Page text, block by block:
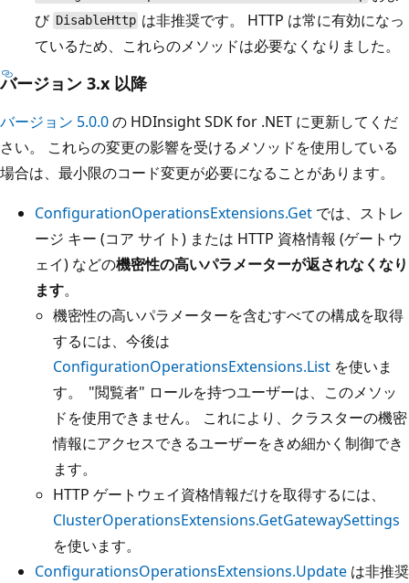
び DisableHttp は非推奨です。 HTTP は常に有効になっ
ているため、これらのメソッドは必要なくなりました。
バージョン 3.x 以降
バージョン 5.0.0の HDInsight SDK for .NET に更新してくだ
さい。 これらの変更の影響を受けるメソッドを使用している
場合は、最小限のコード変更が必要になることがあります。
ConfigurationOperationsExtensions.Get では、ストレ
ージ キー (コア サイト) または HTTP 資格情報 (ゲートウ
ェイ) などの機密性の高いパラメーターが返されなくなり
ます。
機密性の高いパラメーターを含むすべての構成を取得
するには、今後は
ConfigurationOperationsExtensions.List を使いま
す。 "閲覧者" ロールを持つユーザーは、このメソッ
ドを使用できません。 これにより、クラスターの機密
情報にアクセスできるユーザーをきめ細かく制御でき
ます。
HTTP ゲートウェイ資格情報だけを取得するには、
ClusterOperationsExtensions.GetGatewaySettings
を使います。
ConfigurationsOperationsExtensions.Update は非推奨